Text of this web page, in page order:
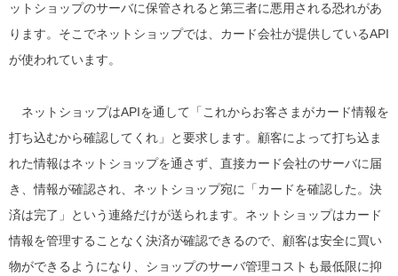
ットショップのサーバに保管されると第三者に悪用される恐れがあ
ります。そこでネットショップでは、カード会社が提供しているAPI
が使われています。
ネットショップはAPIを通して「これからお客さまがカード情報を
打ち込むから確認してくれ」と要求します。顧客によって打ち込ま
れた情報はネットショップを通さず、直接カード会社のサーバに届
き、情報が確認され、ネットショップ宛に「カードを確認した。決
済は完了」という連絡だけが送られます。ネットショップはカード
情報を管理することなく決済が確認できるので、顧客は安全に買い
物ができるようになり、ショップのサーバ管理コストも最低限に抑